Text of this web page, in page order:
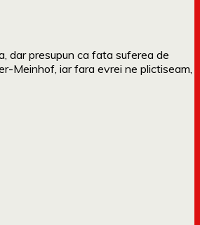
dar presupun ca fata suferea de
Meinhof, iar fara evrei ne plictiseam,